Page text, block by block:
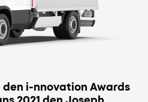
den i-nnovation Awards